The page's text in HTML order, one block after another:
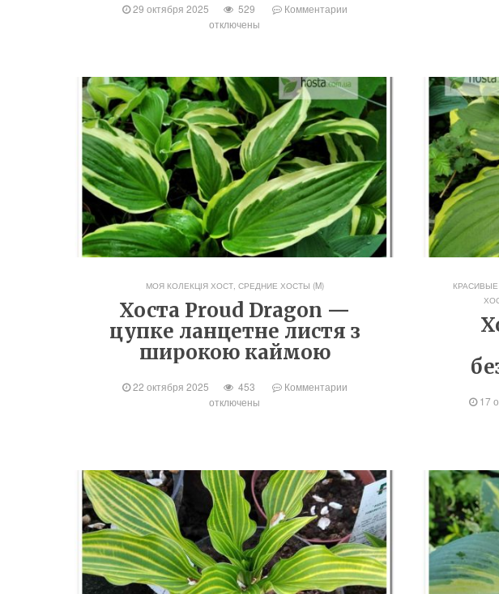
29 октября 2025 529
Комментарии
отключены
МОЯ КОЛЕКЦІЯ ХОСТ, СРЕДНИЕ ХОСТЫ (M)
Хоста Proud Dragon —
цупке ланцетне листя з
широкою каймою
22 октября 2025 453
Комментарии
отключены
17